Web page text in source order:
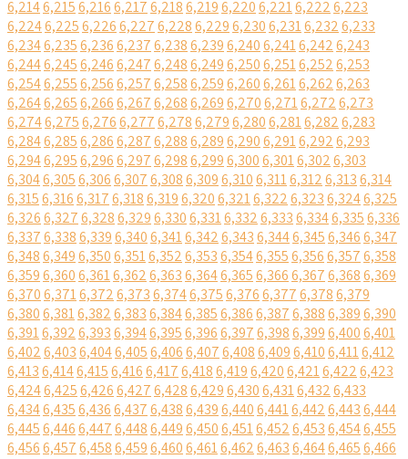
6,2146,2156,2166,2176,2186,2196,2206,2216,2226,223
6,2246,2256,2266,2276,2286,2296,2306,2316,2326,233
6,2346,2356,2366,2376,2386,2396,2406,2416,2426,243
6,2446,2456,2466,2476,2486,2496,2506,2516,2526,253
6,2546,2556,2566,2576,2586,2596,2606,2616,2626,263
6,2646,2656,2666,2676,2686,2696,2706,2716,2726,273
6,2746,2756,2766,2776,2786,2796,2806,2816,2826,283
6,2846,2856,2866,2876,2886,2896,2906,2916,2926,293
6,2946,2956,2966,2976,2986,2996,3006,3016,3026,303
6,3046,3056,3066,3076,3086,3096,3106,3116,3126,3136,314
6,3156,3166,3176,3186,3196,3206,3216,3226,3236,3246,325
6,3266,3276,3286,3296,3306,3316,3326,3336,3346,3356,336
6,3376,3386,3396,3406,3416,3426,3436,3446,3456,3466,347
6,3486,3496,3506,3516,3526,3536,3546,3556,3566,3576,358
6,3596,3606,3616,3626,3636,3646,3656,3666,3676,3686,369
6,3706,3716,3726,3736,3746,3756,3766,3776,3786,379
6,3806,3816,3826,3836,3846,3856,3866,3876,3886,3896,390
6,3916,3926,3936,3946,3956,3966,3976,3986,3996,4006,401
6,4026,4036,4046,4056,4066,4076,4086,4096,4106,4116,412
6,4136,4146,4156,4166,4176,4186,4196,4206,4216,4226,423
6,4246,4256,4266,4276,4286,4296,4306,4316,4326,433
6,4346,4356,4366,4376,4386,4396,4406,4416,4426,4436,444
6,4456,4466,4476,4486,4496,4506,4516,4526,4536,4546,455
6,4566,4576,4586,4596,4606,4616,4626,4636,4646,4656,466